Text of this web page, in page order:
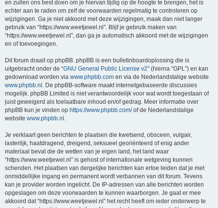
en zullen ons best doen om je hiervan tijdig op de hoogte te brengen, het is
echter aan te raden om zelf de voorwaarden regelmatig te controleren op
wijzigingen. Ga je niet akkoord met deze wijzigingen, maak dan niet langer
gebruik van “https://www.weetjewel.nl”. Blijf je gebruik maken van
“https://www.weetjewel.nl”, dan ga je automatisch akkoord met de wijzigingen
en of toevoegingen.
Dit forum draait op phpBB. phpBB is een bulletinboardoplossing die is
uitgebracht onder de “GNU General Public License v2” (hierna “GPL”) en kan
gedownload worden via www.phpbb.com en via de Nederlandstalige website
www.phpbb.nl . De phpBB-software maakt internetgebaseerde discussies
mogelijk. phpBB Limited is niet verantwoordelijk voor wat wordt toegestaan of
juist geweigerd als toelaatbare inhoud en/of gedrag. Meer informatie over
phpBB kun je vinden op https://www.phpbb.com/of de Nederlandstalige
website www.phpbb.nl .
Je verklaart geen berichten te plaatsen die kwetsend, obsceen, vulgair,
lasterlijk, haatdragend, dreigend, seksueel georiënteerd of enig ander
materiaal bevat die de wetten van je eigen land, het land waar
“https://www.weetjewel.nl” is gehost of internationale wetgeving kunnen
schenden. Het plaatsen van dergelijke berichten kan ertoe leiden dat je met
onmiddellijke ingang en permanent wordt verbannen van dit forum. Tevens
kan je provider worden ingelicht. De IP-adressen van alle berichten worden
opgeslagen om deze voorwaarden te kunnen waarborgen. Je gaat er mee
akkoord dat “https://www.weetjewel.nl” het recht heeft om ieder onderwerp te